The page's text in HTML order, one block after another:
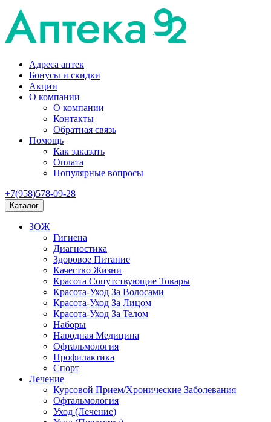
Адреса аптек
Бонусы и скидки
Акции
О компании
О компании
Контакты
Обратная связь
Помощь
Как заказать
Оплата
Популярные вопросы
+7(958)578-09-28
Каталог
ЗОЖ
Гигиена
Диагностика
Здоровое Питание
Качество Жизни
Красота Сопутствующие Товары
Красота-Уход За Волосами
Красота-Уход За Лицом
Красота-Уход За Телом
Наборы
Народная Медицина
Офтальмология
Профилактика
Спорт
Лечение
Курсовой Прием/Хронические Заболевания
Офтальмология
Уход (Лечение)